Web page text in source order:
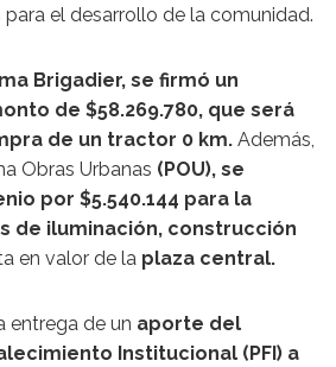
el desarrollo de la comunidad.
Brigadier, se firmó un
de $58.269.780, que será
de un tractor 0 km. Además,
Obras Urbanas (POU), se
por $5.540.144 para la
de iluminación, construcción
en valor de la plaza central.
entrega de un aporte del
Institucional (PFI) a